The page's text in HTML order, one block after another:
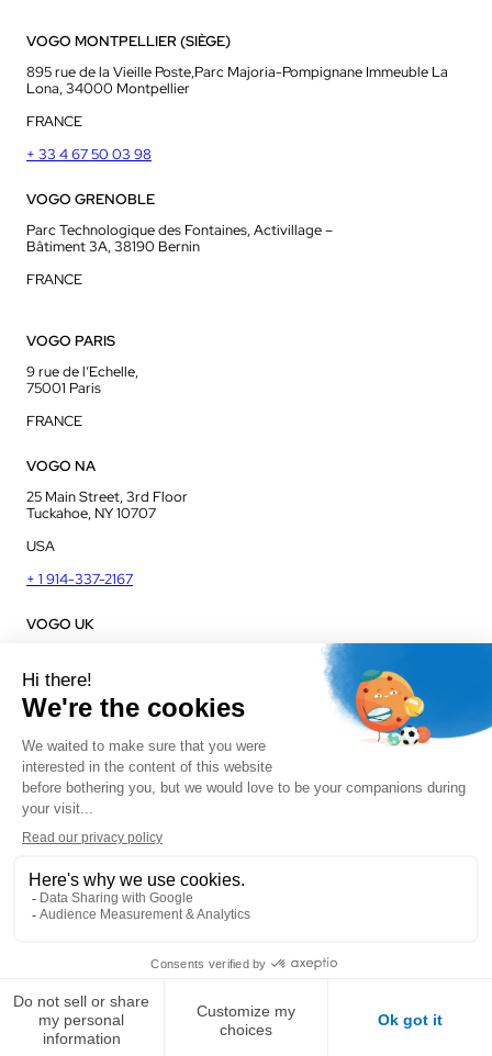
VOGO MONTPELLIER (SIÈGE)
895 rue de la Vieille Poste,Parc Majoria-Pompignane Immeuble La
Lona, 34000 Montpellier
FRANCE
+ 33 4 67 50 03 98
VOGO GRENOBLE
Parc Technologique des Fontaines, Activillage –
Bâtiment 3A, 38190 Bernin
FRANCE
VOGO PARIS
9 rue de l’Echelle,
75001 Paris
FRANCE
VOGO NA
25 Main Street, 3rd Floor
Tuckahoe, NY 10707
USA
+ 1 914-337-2167
VOGO UK
Commerce Park
Frome, BA11 2FQ
UK
+ 44 1225 421 400
Politique de confidentialitéMentions légales
CGSCGA
Site réalisé parLa Quincaillerie